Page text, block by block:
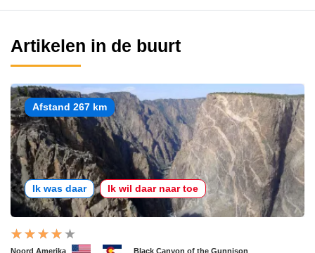
Artikelen in de buurt
Afstand 267 km
Ik was daar Ik wil daar naar toe
Noord Amerika Black Canyon of the Gunnison